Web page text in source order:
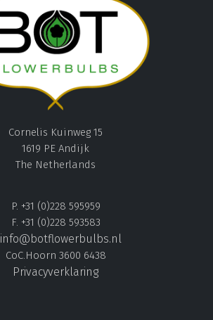
Cornelis Kuinweg 15
1619 PE Andijk
The Netherlands
P. +31 (0)228 595959
F. +31 (0)228 593583
info@botflowerbulbs.nl
CoC.Hoorn 3600 6438
Privacyverklaring